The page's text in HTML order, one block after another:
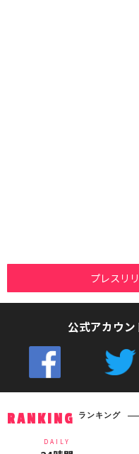
プレスリ
公式アカウン
RANKING ランキング
DAILY